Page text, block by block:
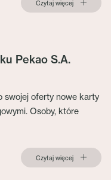
Czytaj więcej
Pekao S.A.
swojej oferty nowe karty
Osoby, które
Czytaj więcej